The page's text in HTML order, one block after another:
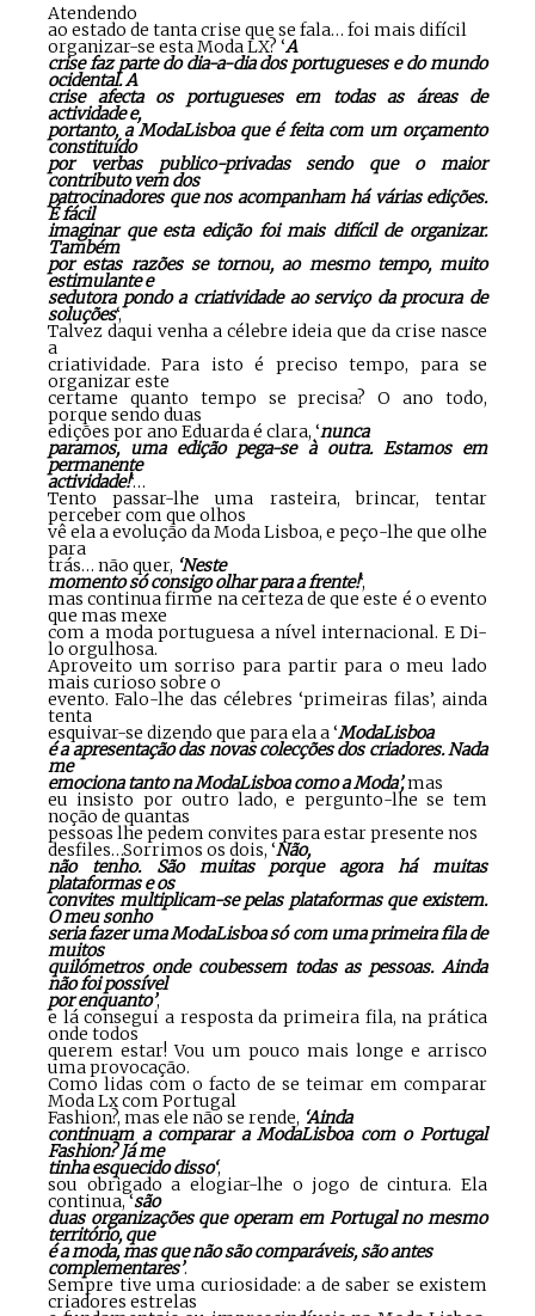
Atendendo
ao estado de tanta crise que se fala… foi mais difícil
organizar-se esta Moda LX? ‘A
crise faz parte do dia-a-dia dos portugueses e do mundo
ocidental. A
crise afecta os portugueses em todas as áreas de
actividade e,
portanto, a ModaLisboa que é feita com um orçamento
constituído
por verbas publico-privadas sendo que o maior
contributo vem dos
patrocinadores que nos acompanham há várias edições.
É fácil
imaginar que esta edição foi mais difícil de organizar.
Também
por estas razões se tornou, ao mesmo tempo, muito
estimulante e
sedutora pondo a criatividade ao serviço da procura de
soluções‘,
Talvez daqui venha a célebre ideia que da crise nasce
a
criatividade. Para isto é preciso tempo, para se
organizar este
certame quanto tempo se precisa? O ano todo,
porque sendo duas
edições por ano Eduarda é clara, ‘nunca
paramos, uma edição pega-se à outra. Estamos em
permanente
actividade!‘…
Tento passar-lhe uma rasteira, brincar, tentar
perceber com que olhos
vê ela a evolução da Moda Lisboa, e peço-lhe que olhe
para
trás… não quer, ‘Neste
momento só consigo olhar para a frente!‘,
mas continua firme na certeza de que este é o evento
que mas mexe
com a moda portuguesa a nível internacional. E Di-
lo orgulhosa.
Aproveito um sorriso para partir para o meu lado
mais curioso sobre o
evento. Falo-lhe das célebres ‘primeiras filas’, ainda
tenta
esquivar-se dizendo que para ela a ‘ModaLisboa
é a apresentação das novas colecções dos criadores. Nada
me
emociona tanto na ModaLisboa como a Moda’,mas
eu insisto por outro lado, e pergunto-lhe se tem
noção de quantas
pessoas lhe pedem convites para estar presente nos
desfiles…Sorrimos os dois, ‘Não,
não tenho. São muitas porque agora há muitas
plataformas e os
convites multiplicam-se pelas plataformas que existem.
O meu sonho
seria fazer uma ModaLisboa só com uma primeira fila de
muitos
quilómetros onde coubessem todas as pessoas. Ainda
não foi possível
por enquanto’,
e lá consegui a resposta da primeira fila, na prática
onde todos
querem estar! Vou um pouco mais longe e arrisco
uma provocação.
Como lidas com o facto de se teimar em comparar
Moda Lx com Portugal
Fashion?, mas ele não se rende, ‘Ainda
continuam a comparar a ModaLisboa com o Portugal
Fashion? Já me
tinha esquecido disso‘,
sou obrigado a elogiar-lhe o jogo de cintura. Ela
continua, ‘são
duas organizações que operam em Portugal no mesmo
território, que
é a moda, mas que não são comparáveis, são antes
complementares’.
Sempre tive uma curiosidade: a de saber se existem
criadores estrelas